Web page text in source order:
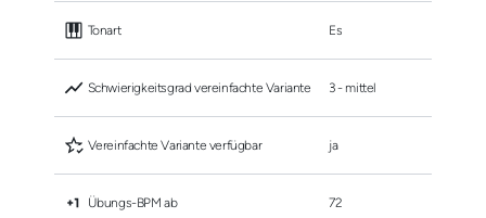
Tonart Es
Schwierigkeitsgrad vereinfachte Variante 3 - mittel
Vereinfachte Variante verfügbar ja
Übungs-BPM ab 72